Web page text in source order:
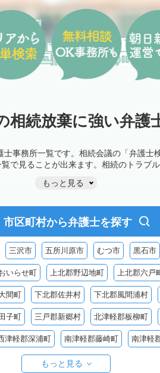
相続放棄に強い弁護
事務所一覧です。相続会議の「弁護士
で見ることが出来ます。相続のトラブ
もっと見る
市区町村から弁護士を探す
三沢市 五所川原市 むつ市 黒石市
いらせ町 上北郡野辺地町 上北郡六戸
間町 下北郡佐井村 下北郡風間浦村
子町 三戸郡新郷村 北津軽郡板柳町
津軽郡深浦町 南津軽郡藤崎町 南津軽
東津軽郡蓬田村 東津軽郡今別町
もっと見る